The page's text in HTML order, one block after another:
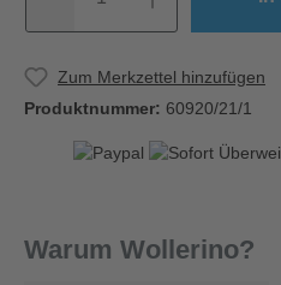
Zum Merkzettel hinzufügen
Produktnummer: 60920/21/1
Warum Wollerino?